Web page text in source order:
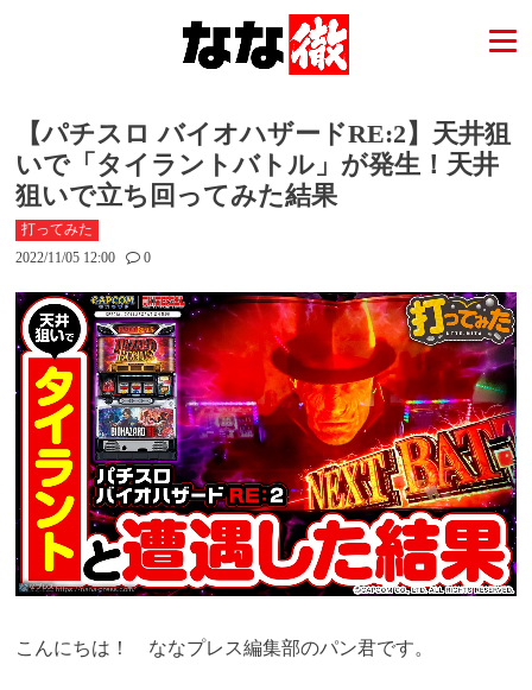
【パチスロ バイオハザードRE:2】天井狙
いで「タイラントバトル」が発生！天井
狙いで立ち回ってみた結果
打ってみた
2022/11/05 12:00
0
こんにちは！ ななプレス編集部のパン君です。